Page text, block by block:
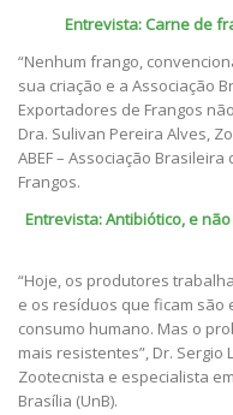
Entrevista: Carne de
“Nenhum frango,
sua criação e a Associação
Exportadores de Frangos
Dra. Sulivan Pereira Alves,
ABEF – Associação
Frangos.
Entrevista: Antibiótico, e
“Hoje, os produtores
e os resíduos que ficam são
consumo humano. Mas o
mais resistentes”, Dr. Sergio
Zootecnista e especialista
Brasília (UnB).